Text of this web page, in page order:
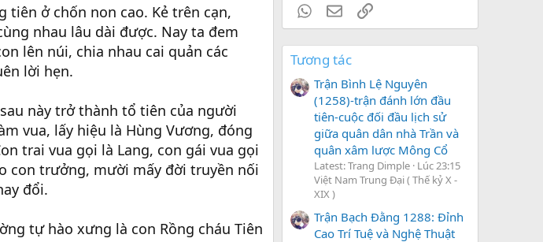
tiên ở chốn non cao. Kẻ trên cạn,
nhau lâu dài được. Nay ta đem
lên núi, chia nhau cai quản các
lời hẹn.
này trở thành tổ tiên của người
vua, lấy hiệu là Hùng Vương, đóng
trai vua gọi là Lang, con gái vua gọi
con trưởng, mười mấy đời truyền nối
đổi.
tự hào xưng là con Rồng cháu Tiên
WhatsApp
EmailLink
Tương tác
Trận Bình Lệ Nguyên
(1258)-trận đánh lớn đầu
tiên-cuộc đối đầu lịch sử
giữa quân dân nhà Trần và
quân xâm lược Mông Cổ
Latest: Trang Dimple Lúc 23:15
Việt Nam Trung Đại ( Thế kỷ X -
XIX )
Trận Bạch Đằng 1288: Đỉnh
Cao Trí Tuệ và Nghệ Thuật